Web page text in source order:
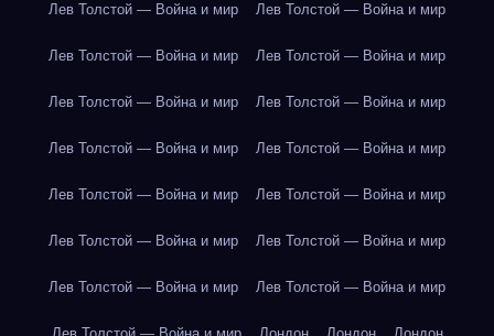
Лев Толстой — Война и мир Лев Толстой — Война и мир
Лев Толстой — Война и мир Лев Толстой — Война и мир
Лев Толстой — Война и мир Лев Толстой — Война и мир
Лев Толстой — Война и мир Лев Толстой — Война и мир
Лев Толстой — Война и мир Лев Толстой — Война и мир
Лев Толстой — Война и мир Лев Толстой — Война и мир
Лев Толстой — Война и мир Лев Толстой — Война и мир